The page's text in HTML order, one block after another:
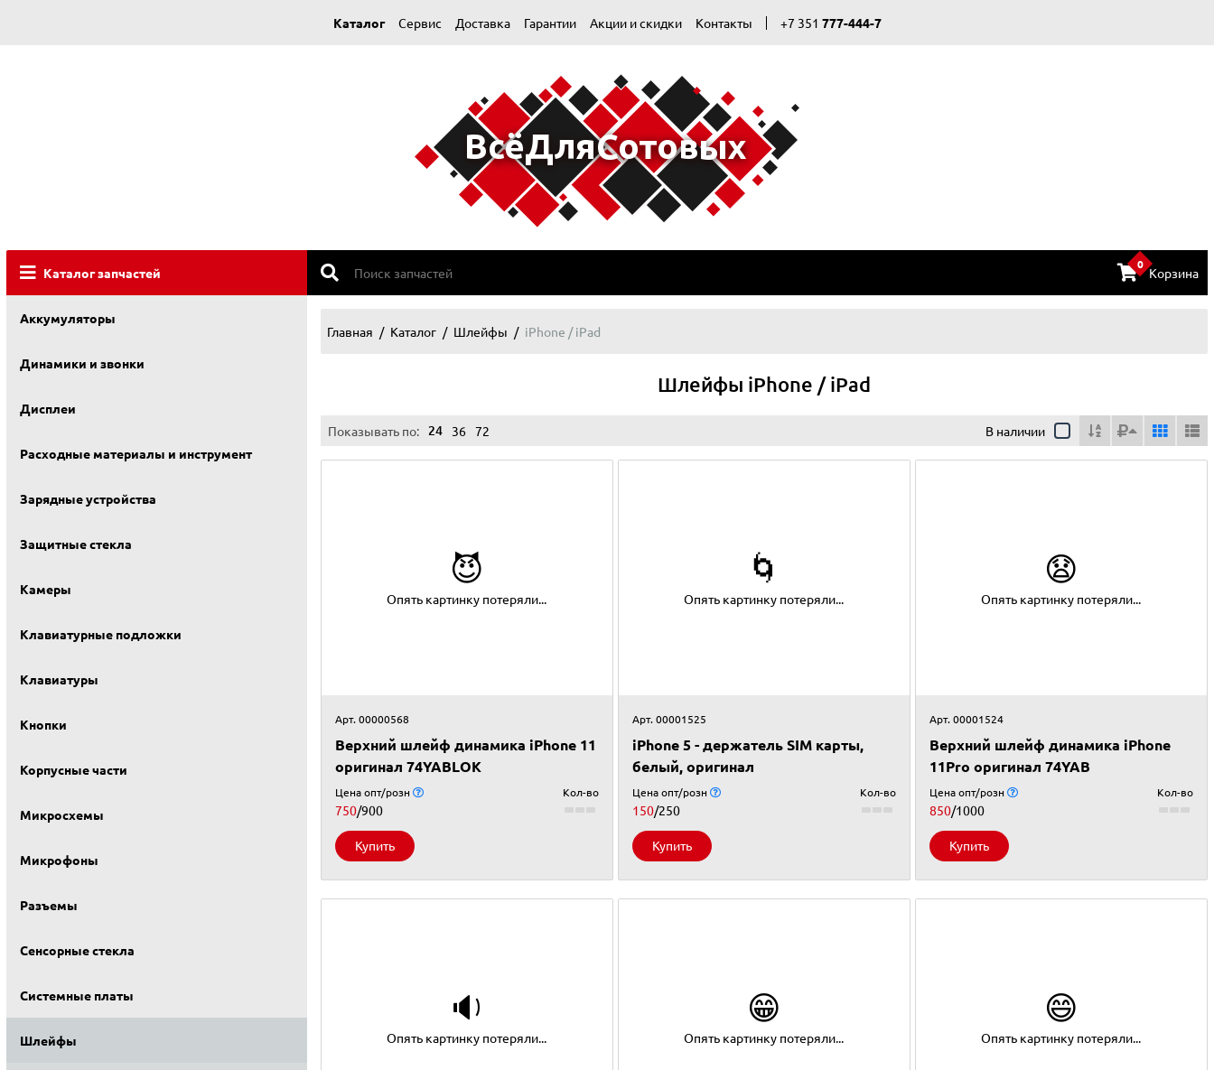
Каталог Сервис Доставка Гарантии Акции и скидки Контакты +7 351 777-444-7
Каталог запчастей
0
Корзина
Аккумуляторы
Динамики и звонки
Дисплеи
Расходные материалы и инструмент
Зарядные устройства
Защитные стекла
Камеры
Клавиатурные подложки
Клавиатуры
Кнопки
Корпусные части
Микросхемы
Микрофоны
Разъемы
Сенсорные стекла
Системные платы
Шлейфы
Главная Каталог Шлейфы iPhone / iPad
Шлейфы iPhone / iPad
Показывать по: 24 36 72 В наличии
😈
Опять картинку потеряли...
Арт. 00000568
Верхний шлейф динамика iPhone 11
оригинал 74YABLOK
Цена опт/розн
750/900
Кол-во
Купить
🌀
Опять картинку потеряли...
Арт. 00001525
iPhone 5 - держатель SIM карты,
белый, оригинал
Цена опт/розн
150/250
Кол-во
Купить
😧
Опять картинку потеряли...
Арт. 00001524
Верхний шлейф динамика iPhone
11Pro оригинал 74YAB
Цена опт/розн
850/1000
Кол-во
Купить
🔉
Опять картинку потеряли...
😁
Опять картинку потеряли...
😄
Опять картинку потеряли...